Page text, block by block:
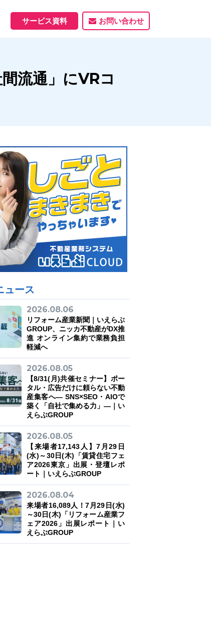
サービス一覧
制作実績
ホームページ制作実績
資料ダウンロード
サービス資料 お問い合わせ
流通」にVRコ
ュース
2026.08.06
リフォーム産業新聞｜いえらぶ
GROUP、ニッカ不動産がDX推
進 オンライン集約で業務負担
軽減へ
2026.08.05
【8/31(月)共催セミナー】ポー
タル・広告だけに頼らない不動
産集客へ― SNS×SEO・AIOで
築く「自社で集める力」―｜い
えらぶGROUP
2026.08.05
【来場者17,143人】7月29日
(水)～30日(木)「賃貸住宅フェ
ア2026東京」出展・登壇レポ
ート｜いえらぶGROUP
2026.08.04
来場者16,089人！7月29日(水)
～30日(木)「リフォーム産業フ
ェア2026」出展レポート｜い
えらぶGROUP